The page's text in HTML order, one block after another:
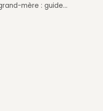
mère : guide…